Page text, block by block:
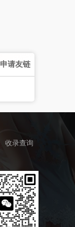
申请友链
收录查询